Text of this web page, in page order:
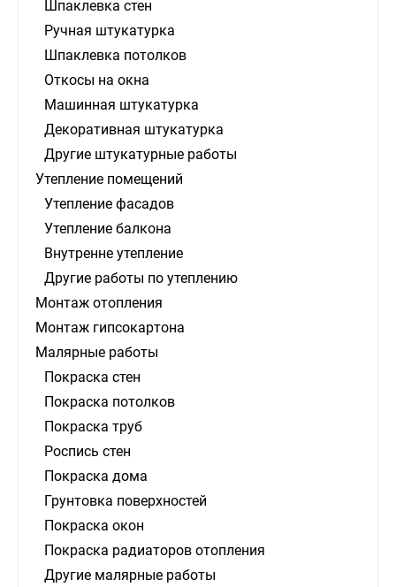
Шпаклевка стен
Ручная штукатурка
Шпаклевка потолков
Откосы на окна
Машинная штукатурка
Декоративная штукатурка
Другие штукатурные работы
Утепление помещений
Утепление фасадов
Утепление балкона
Внутренне утепление
Другие работы по утеплению
Монтаж отопления
Монтаж гипсокартона
Малярные работы
Покраска стен
Покраска потолков
Покраска труб
Роспись стен
Покраска дома
Грунтовка поверхностей
Покраска окон
Покраска радиаторов отопления
Другие малярные работы